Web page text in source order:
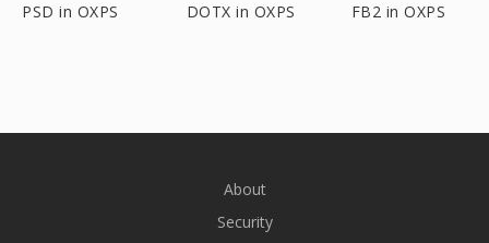
PSD in OXPS DOTX in OXPS FB2 in OXPS
About
Security